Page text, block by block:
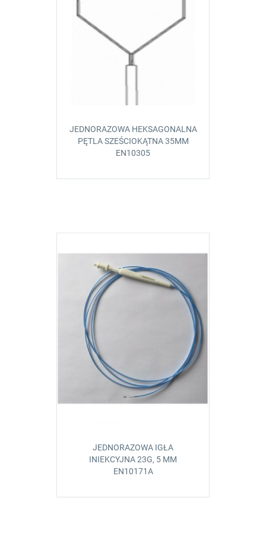
JEDNORAZOWA HEKSAGONALNA
PĘTLA SZEŚCIOKĄTNA 35MM
EN10305
JEDNORAZOWA IGŁA
INIEKCYJNA 23G, 5 MM
EN10171A